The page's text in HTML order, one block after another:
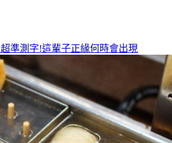
超準測字!這輩子正緣何時會出現